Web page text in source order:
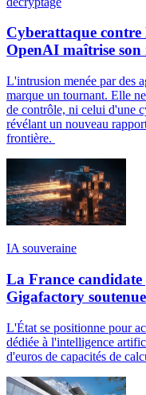
Cyberattaque
OpenAI maîtrise son
L'intrusion menée par des
marque un tournant. Elle
de contrôle, ni celui d'une
révélant un nouveau
frontière.
IA souveraine
La France
Gigafactory
L'État se positionne pour
dédiée à l'intelligence
d'euros de capacités de